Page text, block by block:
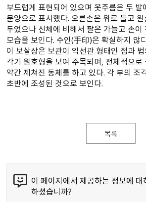
부드럽게 표현되어 있으며 옷주름은 두
문양으로 표시했다. 오른손은 위로 들고
두었으나 신체에 비해서 팔은 가늘고 손
모습을 보인다. 수인(手印)은 확실하지 않
이 보살상은 보관이 익선관 형태인 점과
각기 원호형을 보여 주목되며, 전체적으로
약간 제쳐진 동체를 하고 있다. 각 부의 조
초반에 조성된 것으로 보인다.
목록
이 페이지에서 제공하는 정보에
하셨습니까?